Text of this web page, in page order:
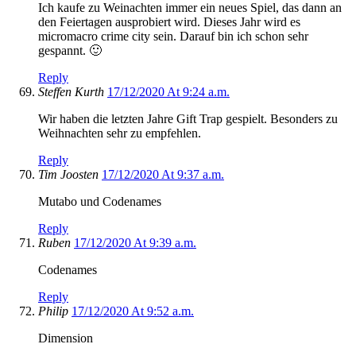
Ich kaufe zu Weinachten immer ein neues Spiel, das dann an
den Feiertagen ausprobiert wird. Dieses Jahr wird es
micromacro crime city sein. Darauf bin ich schon sehr
gespannt. 🙂
Reply
Steffen Kurth 17/12/2020 At 9:24 a.m.
Wir haben die letzten Jahre Gift Trap gespielt. Besonders zu
Weihnachten sehr zu empfehlen.
Reply
Tim Joosten 17/12/2020 At 9:37 a.m.
Mutabo und Codenames
Reply
Ruben 17/12/2020 At 9:39 a.m.
Codenames
Reply
Philip 17/12/2020 At 9:52 a.m.
Dimension